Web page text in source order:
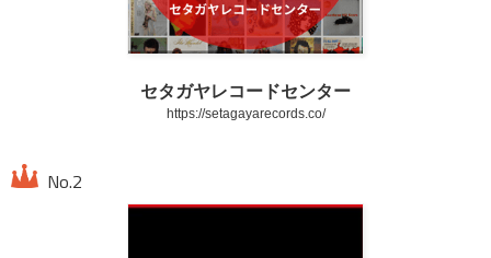
セタガヤレコードセンター
https://setagayarecords.co/